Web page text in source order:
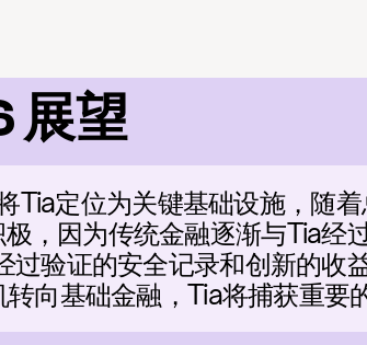
展望
Tia定位为关键基础设施，随
，因为传统金融逐渐与Tia经
过验证的安全记录和创新的收
向基础金融，Tia将捕获重要